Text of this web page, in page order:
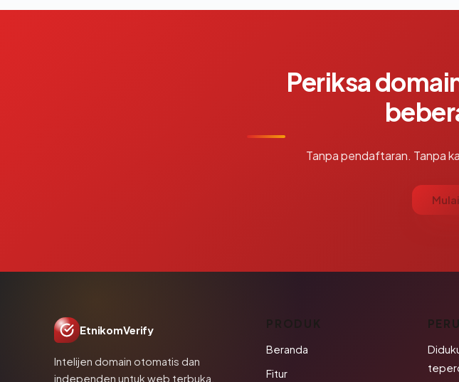
Periksa
Tanpa pendaftaran. Tanpa
EtnikomVerify
Intelijen domain otomatis dan
independen untuk web terbuka.
PRODUK
Beranda
Fitur